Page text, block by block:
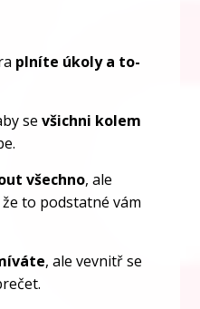
plníte úkoly a to-
se všichni kolem
všechno, ale
to podstatné vám
, ale vevnitř se